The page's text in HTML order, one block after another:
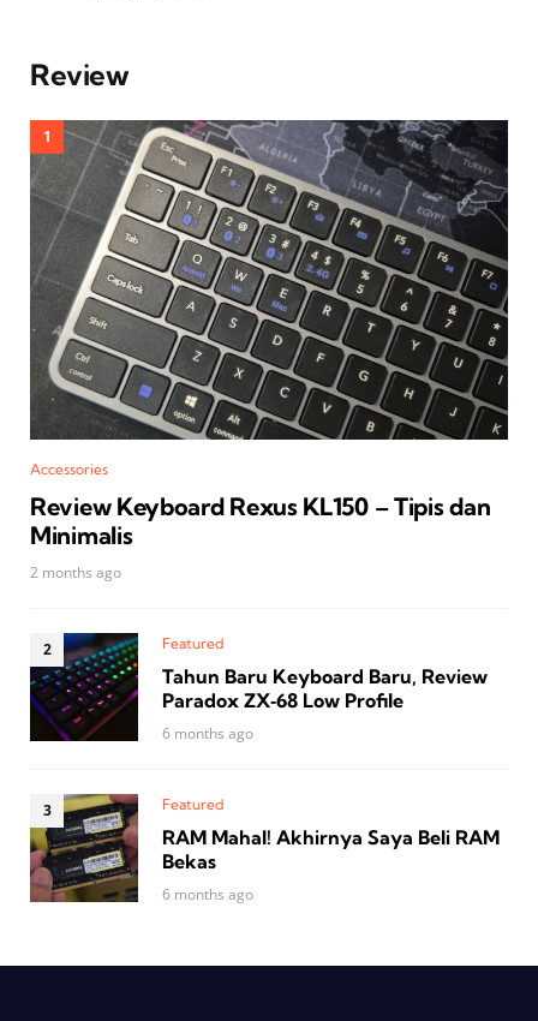
Review
Accessories
Review Keyboard Rexus KL150 – Tipis dan
Minimalis
2 months ago
Featured
Tahun Baru Keyboard Baru, Review
Paradox ZX‑68 Low Profile
6 months ago
Featured
RAM Mahal! Akhirnya Saya Beli RAM
Bekas
6 months ago